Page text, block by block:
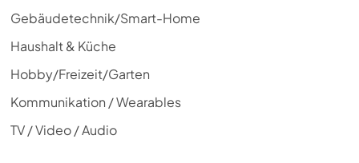
Gebäudetechnik/Smart-Home
Haushalt & Küche
Hobby/Freizeit/Garten
Kommunikation / Wearables
TV / Video / Audio